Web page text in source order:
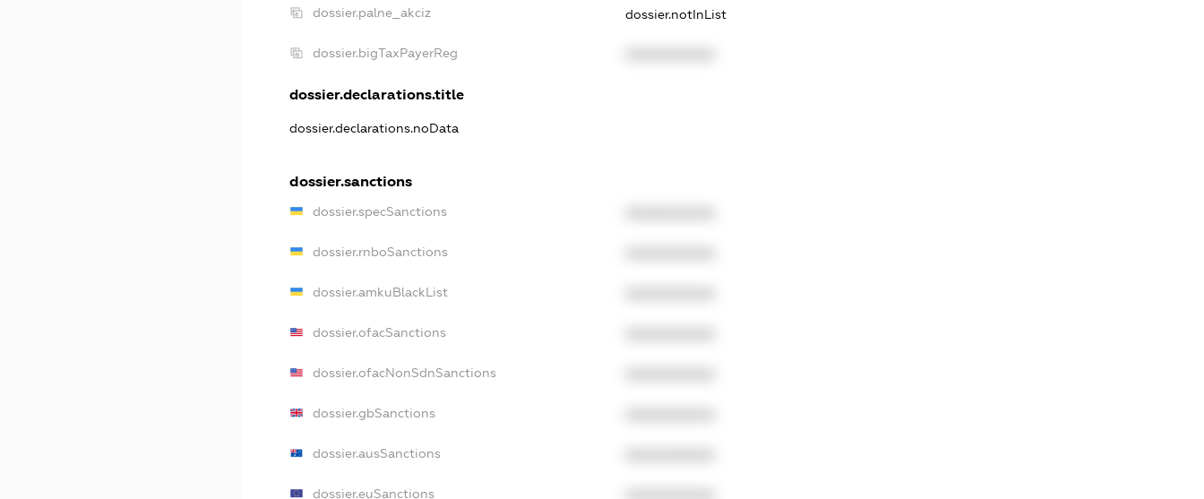
dossier.palne_akciz dossier.notInList
dossier.bigTaxPayerReg
dossier.declarations.title
dossier.declarations.noData
dossier.sanctions
dossier.specSanctions
dossier.rnboSanctions
dossier.amkuBlackList
dossier.ofacSanctions
dossier.ofacNonSdnSanctions
dossier.gbSanctions
dossier.ausSanctions
dossier.euSanctions